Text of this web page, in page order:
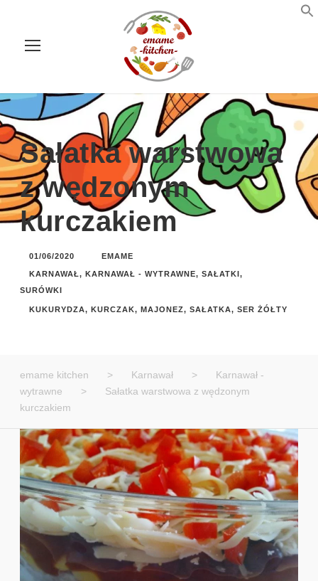
Sałatka warstwowa
z wędzonym
kurczakiem
01/06/2020 EMAME
KARNAWAŁ, KARNAWAŁ - WYTRAWNE, SAŁATKI,
SURÓWKI
KUKURYDZA, KURCZAK, MAJONEZ, SAŁATKA, SER ŻÓŁTY
emame kitchen > Karnawał >
Karnawał -
wytrawne
>
Sałatka warstwowa z wędzonym
kurczakiem